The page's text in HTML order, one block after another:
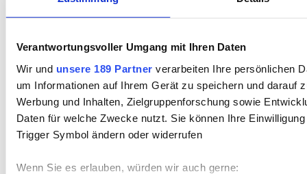
Verantwortungsvoller Umgang mit Ihren Daten
Wir und unsere 189 Partner verarbeiten Ihre persönlichen
um Informationen auf Ihrem Gerät zu speichern und darauf
Werbung und Inhalten, Zielgruppenforschung sowie
Daten für welche Zwecke nutzt. Sie können Ihre
Trigger Symbol ändern oder widerrufen
Wenn Sie es erlauben, würden wir auch gerne: